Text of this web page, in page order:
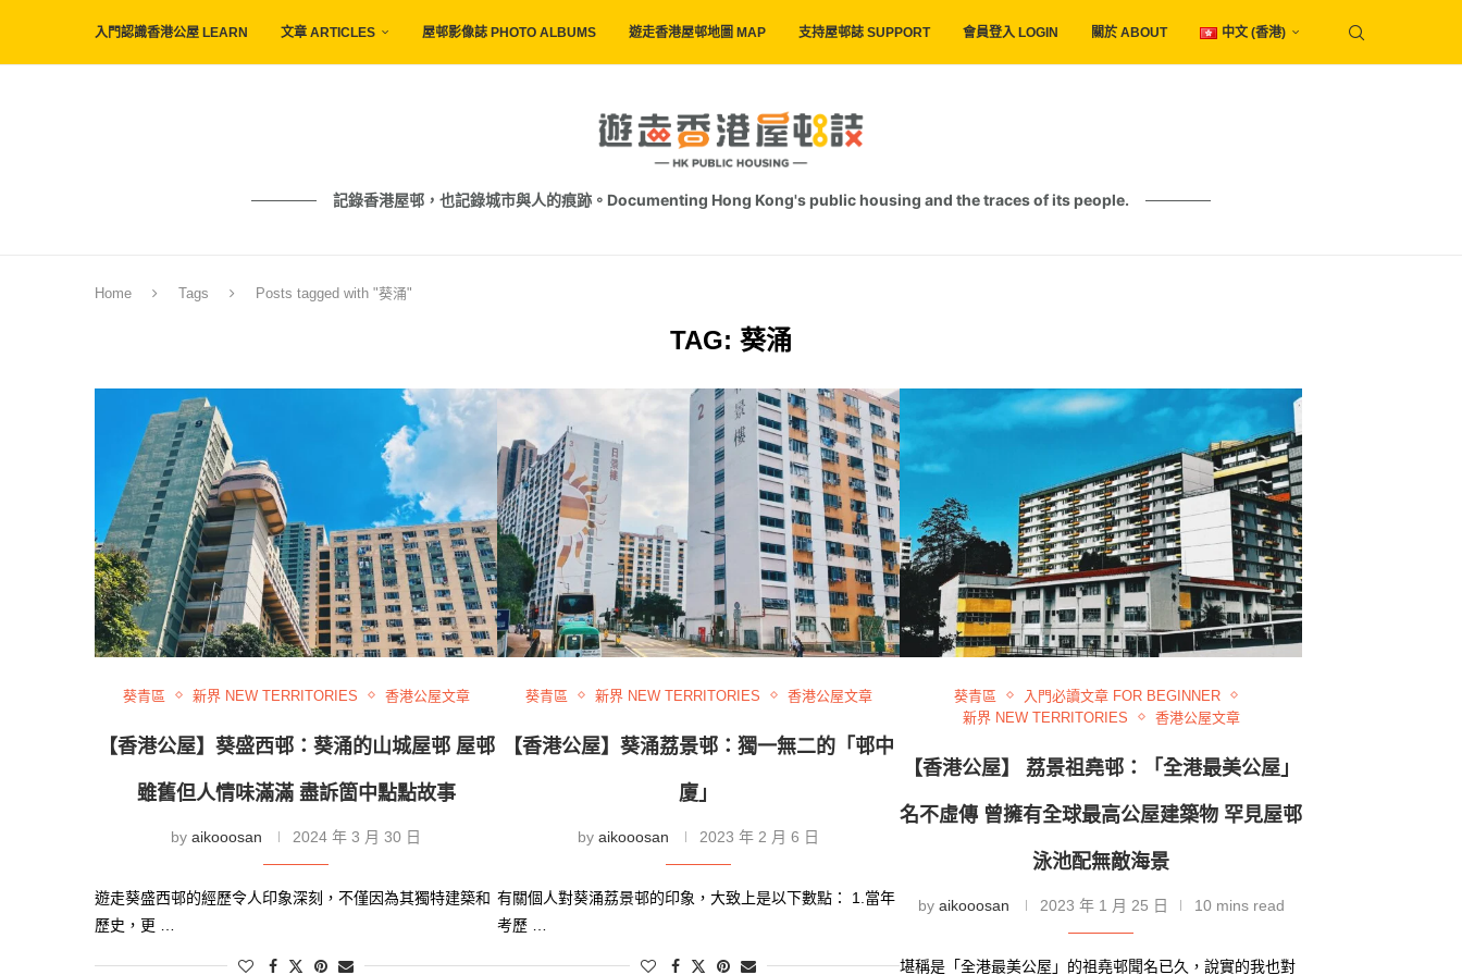
入門認識香港公屋 LEARN 文章 ARTICLES 屋邨影像誌 PHOTO ALBUMS 遊走香港屋邨地圖 MAP 支持屋邨誌 SUPPORT 會員登入 LOGIN 關於 ABOUT 中文 (香港)
記錄香港屋邨，也記錄城市與人的痕跡。Documenting Hong Kong's public housing and the traces of its people.
Home Tags Posts tagged with "葵涌"
TAG: 葵涌
葵青區 新界 NEW TERRITORIES 香港公屋文章
【香港公屋】葵盛西邨：葵涌的山城屋邨 屋邨
雖舊但人情味滿滿 盡訴箇中點點故事
by aikooosan 2024 年 3 月 30 日
遊走葵盛西邨的經歷令人印象深刻，不僅因為其獨特建築和
歷史，更 …
葵青區 新界 NEW TERRITORIES 香港公屋文章
【香港公屋】葵涌荔景邨：獨一無二的「邨中
廈」
by aikooosan 2023 年 2 月 6 日
有關個人對葵涌荔景邨的印象，大致上是以下數點： 1.當年
考歷 …
葵青區
入門必讀文章 FOR BEGINNER
新界 NEW TERRITORIES
香港公屋文章
【香港公屋】 荔景祖堯邨：「全港最美公屋」
名不虛傳 曾擁有全球最高公屋建築物 罕見屋邨
泳池配無敵海景
by aikooosan 2023 年 1 月 25 日 10 mins read
堪稱是「全港最美公屋」的祖堯邨聞名已久，說實的我也對